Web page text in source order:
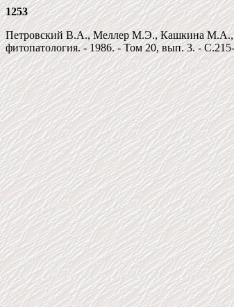
1253
Петровский В.А., Меллер М.Э., Кашкина М.А.,
фитопатология. - 1986. - Том 20, вып. 3. -